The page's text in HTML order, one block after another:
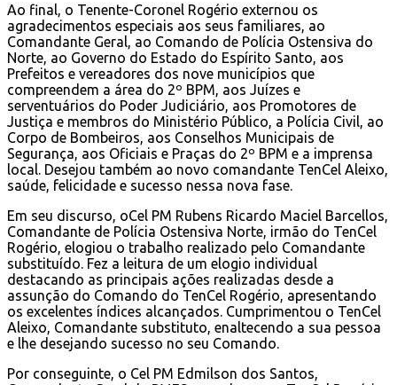
Ao final, o Tenente-Coronel Rogério externou os
agradecimentos especiais aos seus familiares, ao
Comandante Geral, ao Comando de Polícia Ostensiva do
Norte, ao Governo do Estado do Espírito Santo, aos
Prefeitos e vereadores dos nove municípios que
compreendem a área do 2º BPM, aos Juízes e
serventuários do Poder Judiciário, aos Promotores de
Justiça e membros do Ministério Público, a Polícia Civil, ao
Corpo de Bombeiros, aos Conselhos Municipais de
Segurança, aos Oficiais e Praças do 2º BPM e a imprensa
local. Desejou também ao novo comandante TenCel Aleixo,
saúde, felicidade e sucesso nessa nova fase.
Em seu discurso, oCel PM Rubens Ricardo Maciel Barcellos,
Comandante de Polícia Ostensiva Norte, irmão do TenCel
Rogério, elogiou o trabalho realizado pelo Comandante
substituído. Fez a leitura de um elogio individual
destacando as principais ações realizadas desde a
assunção do Comando do TenCel Rogério, apresentando
os excelentes índices alcançados. Cumprimentou o TenCel
Aleixo, Comandante substituto, enaltecendo a sua pessoa
e lhe desejando sucesso no seu Comando.
Por conseguinte, o Cel PM Edmilson dos Santos,